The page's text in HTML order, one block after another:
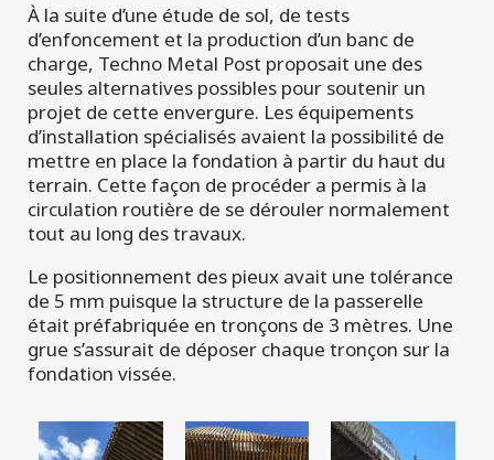
À la suite d’une étude de sol, de tests
d’enfoncement et la production d’un banc de
charge, Techno Metal Post proposait une des
seules alternatives possibles pour soutenir un
projet de cette envergure. Les équipements
d’installation spécialisés avaient la possibilité de
mettre en place la fondation à partir du haut du
terrain. Cette façon de procéder a permis à la
circulation routière de se dérouler normalement
tout au long des travaux.
Le positionnement des pieux avait une tolérance
de 5 mm puisque la structure de la passerelle
était préfabriquée en tronçons de 3 mètres. Une
grue s’assurait de déposer chaque tronçon sur la
fondation vissée.